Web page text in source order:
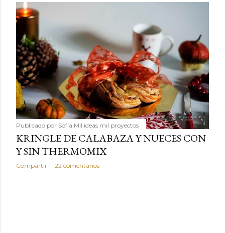
Publicado por Sofía Mil ideas mil proyectos
KRINGLE DE CALABAZA Y NUECES CON
Y SIN THERMOMIX
Compartir 22 comentarios